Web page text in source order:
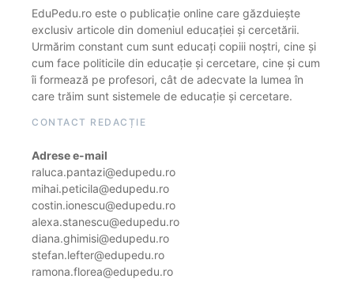
EduPedu.ro este o publicație online care găzduiește
exclusiv articole din domeniul educației și cercetării.
Urmărim constant cum sunt educați copiii noștri, cine și
cum face politicile din educație și cercetare, cine și cum
îi formează pe profesori, cât de adecvate la lumea în
care trăim sunt sistemele de educație și cercetare.
CONTACT REDACȚIE
Adrese e-mail
raluca.pantazi@edupedu.ro
mihai.peticila@edupedu.ro
costin.ionescu@edupedu.ro
alexa.stanescu@edupedu.ro
diana.ghimisi@edupedu.ro
stefan.lefter@edupedu.ro
ramona.florea@edupedu.ro